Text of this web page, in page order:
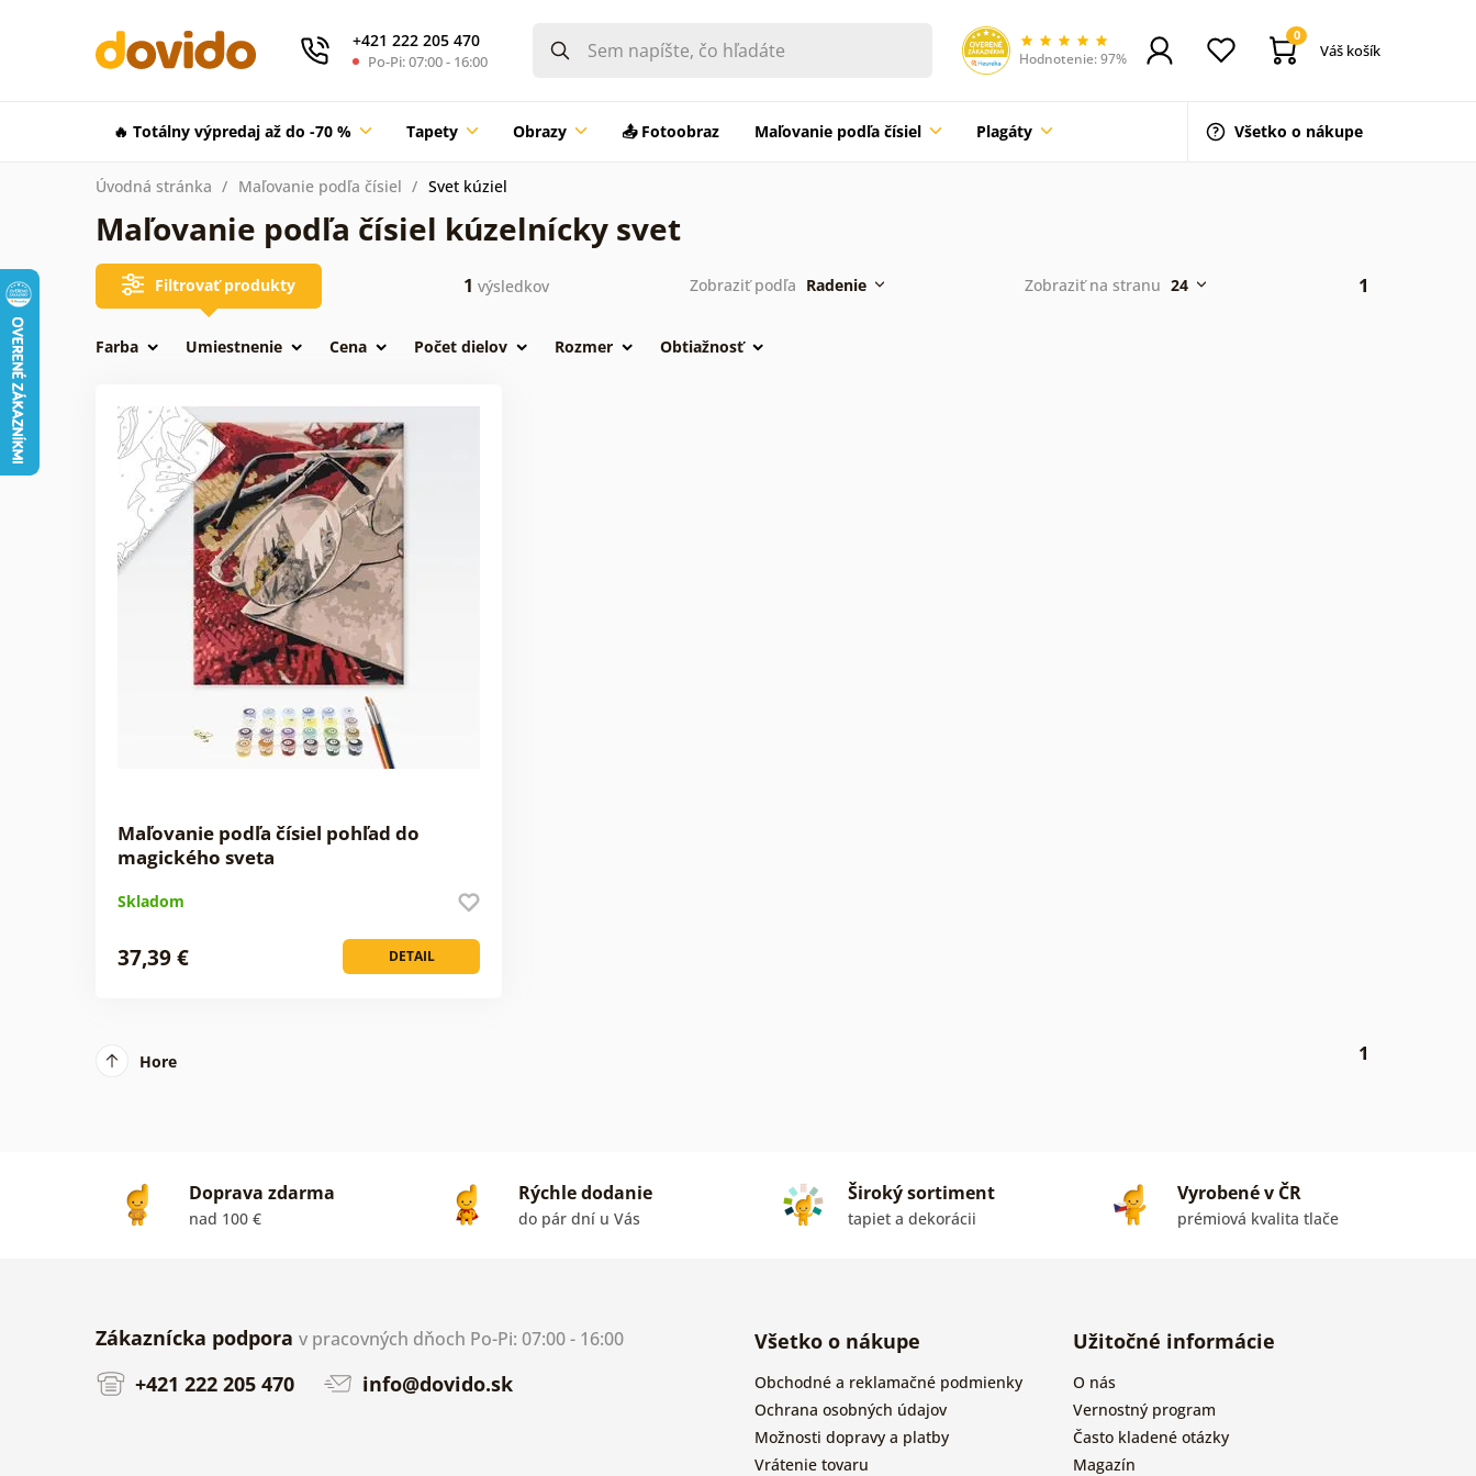
+421 222 205 470
Po-Pi: 07:00 - 16:00 Hodnotenie: 97%
0
Váš košík
🔥 Totálny výpredaj až do -70 % Tapety Obrazy 📤 Fotoobraz Maľovanie podľa čísiel Plagáty Všetko o nákupe
Úvodná stránka Maľovanie podľa čísiel Svet kúziel
Maľovanie podľa čísiel kúzelnícky svet
Filtrovať produkty 1 výsledkov Zobraziť podľa Radenie Zobraziť na stranu 24 1
Farba Umiestnenie Cena Počet dielov Rozmer Obtiažnosť
Maľovanie podľa čísiel pohľad do
magického sveta
Skladom
DETAIL
37,39 €
Hore 1
Doprava zdarma
nad 100 €
Rýchle dodanie
do pár dní u Vás
Široký sortiment
tapiet a dekorácii
Vyrobené v ČR
prémiová kvalita tlače
Zákaznícka podpora v pracovných dňoch Po-Pi: 07:00 - 16:00
+421 222 205 470 info@dovido.sk
Všetko o nákupe
Obchodné a reklamačné podmienky
Ochrana osobných údajov
Možnosti dopravy a platby
Vrátenie tovaru
Užitočné informácie
O nás
Vernostný program
Často kladené otázky
Magazín